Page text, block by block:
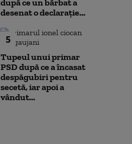
după ce un bărbat a
desenat o declarație...
5
Tupeul unui primar
PSD după ce a încasat
despăgubiri pentru
secetă, iar apoi a
vândut...